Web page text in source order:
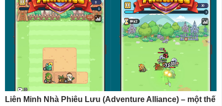
Liên Minh Nhà Phiêu Lưu (Adventure Alliance) – một thế